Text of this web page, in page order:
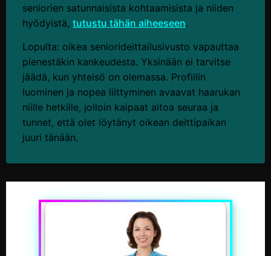
seniorien satunnaisista kohtaamisista ja niiden
hyödyistä,tutustu tähän aiheeseen.
Lopulta: oikea seniorideittailusivusto vapauttaa
pienestäkin kankeudesta. Yksinään ei tarvitse
jäädä, kun yhteisö on olemassa. Profiilin
luominen ja nopea liittyminen avaavat haarukan
niille hetkille, jolloin kaipaat aitoa seuraa ja
tunnet, että olet löytänyt oikean deittipaikan
juuri tänään.